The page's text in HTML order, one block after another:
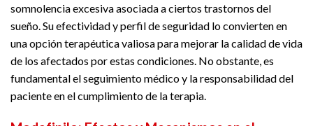
somnolencia excesiva asociada a ciertos trastornos del
sueño. Su efectividad y perfil de seguridad lo convierten en
una opción terapéutica valiosa para mejorar la calidad de vida
de los afectados por estas condiciones. No obstante, es
fundamental el seguimiento médico y la responsabilidad del
paciente en el cumplimiento de la terapia.